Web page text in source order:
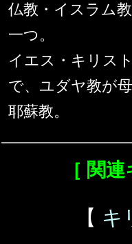
仏教・イスラム
一つ。
イエス・キリス
で、ユダヤ教が母
耶蘇教。
［ 関
【 キ